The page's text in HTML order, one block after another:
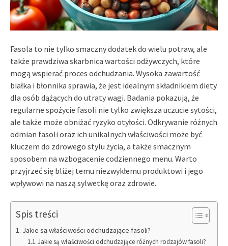
Fasola to nie tylko smaczny dodatek do wielu potraw, ale
także prawdziwa skarbnica wartości odżywczych, które
mogą wspierać proces odchudzania. Wysoka zawartość
białka i błonnika sprawia, że jest idealnym składnikiem diety
dla osób dążących do utraty wagi. Badania pokazują, że
regularne spożycie fasoli nie tylko zwiększa uczucie sytości,
ale także może obniżać ryzyko otyłości. Odkrywanie różnych
odmian fasoli oraz ich unikalnych właściwości może być
kluczem do zdrowego stylu życia, a także smacznym
sposobem na wzbogacenie codziennego menu. Warto
przyjrzeć się bliżej temu niezwykłemu produktowi i jego
wpływowi na naszą sylwetkę oraz zdrowie.
Spis treści
Jakie są właściwości odchudzające fasoli?
Jakie są właściwości odchudzające różnych rodzajów fasoli?